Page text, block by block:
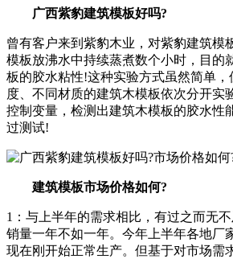
广西紫豹建筑模板好吗?
曾有客户来到紫豹木业，对紫豹建筑模
模板放沸水中持续蒸煮数个小时，目的
板的胶水粘性!这种实验方式虽然简单
度、不同材质的建筑木模板依次分开实
控制变量，检测出建筑木模板的胶水性
过测试!
建筑模板市场价格如何?
1：与上半年的需求相比，有过之而无
销量一年不如一年。今年上半年各地厂
现在刚开始正常生产。但基于对市场需